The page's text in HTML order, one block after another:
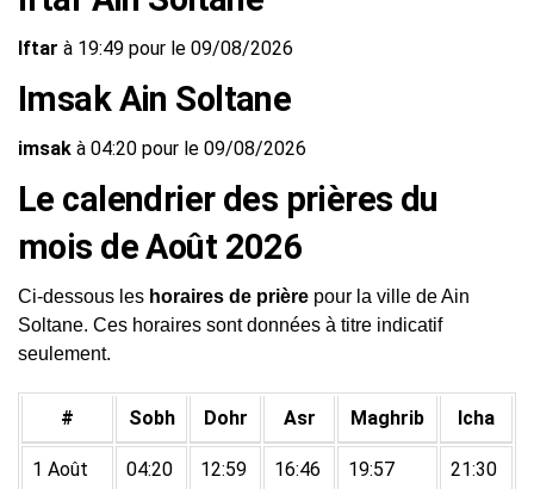
Iftar à 19:49 pour le 09/08/2026
Imsak Ain Soltane
imsak à 04:20 pour le 09/08/2026
Le calendrier des prières du
mois de Août 2026
Ci-dessous les horaires de prière pour la ville de Ain
Soltane. Ces horaires sont données à titre indicatif
seulement.
# Sobh Dohr Asr Maghrib Icha
1 Août 04:20 12:59 16:46 19:57 21:30